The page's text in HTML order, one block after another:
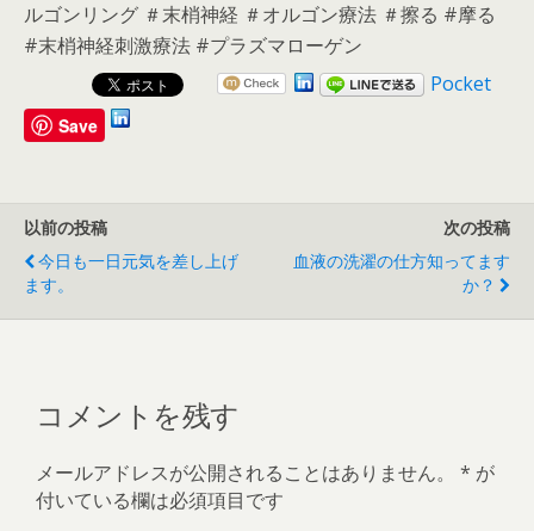
ルゴンリング ＃末梢神経 ＃オルゴン療法 ＃擦る #摩る
#末梢神経刺激療法 #プラズマローゲン
Pocket
Save
以前の投稿
今日も一日元気を差し上げ
ます。
次の投稿
血液の洗濯の仕方知ってます
か？
コメントを残す
メールアドレスが公開されることはありません。 * が
付いている欄は必須項目です